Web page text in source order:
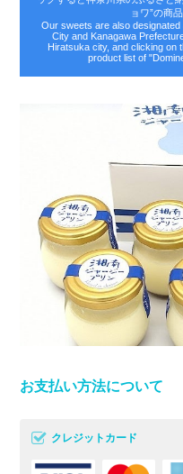
ョワ”の商
Our sweets are also
City and Kanagawa
Hiratsuka city, and clicking on
product list of
お支払い方法について
クレジットカード